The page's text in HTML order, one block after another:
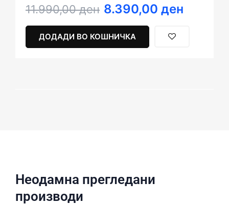
11.990,00ден
Original
was:
11.990,00 ден.
8.390,00 ден
Current
8.390,00 ден.
ДОДАДИ ВО КОШНИЧКА
Неодамна прегледани
производи